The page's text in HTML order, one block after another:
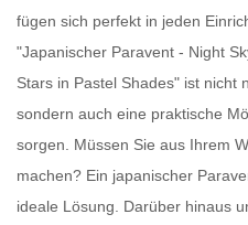
fügen sich perfekt in jeden
"Japanischer Paravent - Night
Stars in Pastel Shades" ist nicht
sondern auch eine praktische
sorgen. Müssen Sie aus Ihrem
machen? Ein japanischer
ideale Lösung. Darüber hinaus